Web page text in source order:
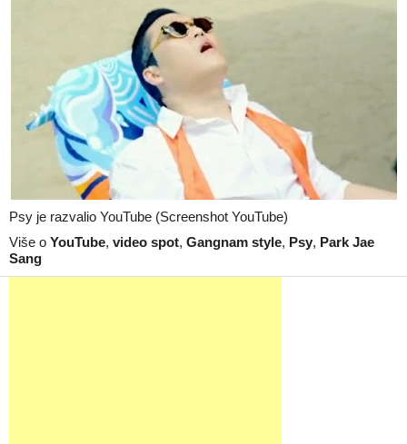
Psy je razvalio YouTube (Screenshot YouTube)
Više o YouTube, video spot, Gangnam style, Psy, Park Jae
Sang